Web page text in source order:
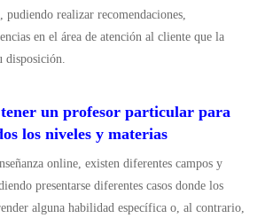
pudiendo realizar recomendaciones,
en el área de atención al cliente que la
disposición.
tener un profesor particular para
los niveles y materias
online, existen diferentes campos y
presentarse diferentes casos donde los
alguna habilidad específica o, al contrario,